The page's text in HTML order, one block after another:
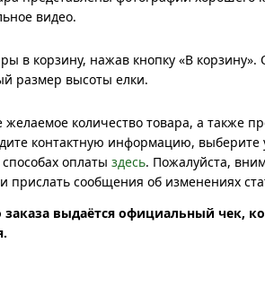
видео.
в корзину, нажав кнопку «В
размер высоты елки.
количество товара, а также
контактную информацию,
способах оплаты здесь. Пожалуйста,
прислать сообщения об изменениях
выдаётся официальный чек,